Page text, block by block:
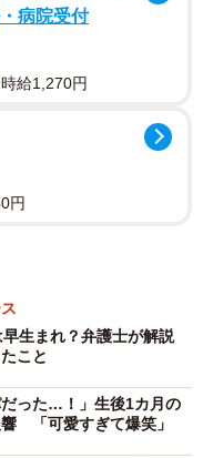
赤ちゃんを連れてや
答えました。その後、
『あと少し待てば50万
ている）母親に言わ
（高橋さん）
は「4月半ばが予定日
たあと、3月に生ま
ので何よりです」と
性は「お金に勝るも
と遅くて苦労するよ
病院受付
給1,270円
円
早生まれ？弁護士が解説
こと
だった…！」生後1カ月の
「可愛すぎて爆笑」